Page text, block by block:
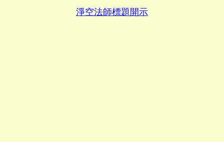
淨空法師標題開示